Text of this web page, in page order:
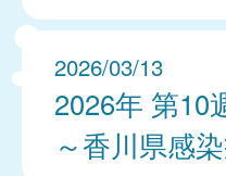
2026/03/13
2026年 第10
～香川県感